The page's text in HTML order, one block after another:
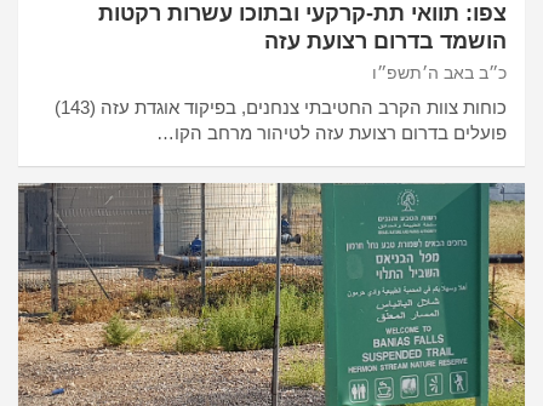
צפו: תוואי תת-קרקעי ובתוכו עשרות רקטות
הושמד בדרום רצועת עזה
כ״ב באב ה׳תשפ״ו
כוחות צוות הקרב החטיבתי צנחנים, בפיקוד אוגדת עזה (143)
פועלים בדרום רצועת עזה לטיהור מרחב הקו…